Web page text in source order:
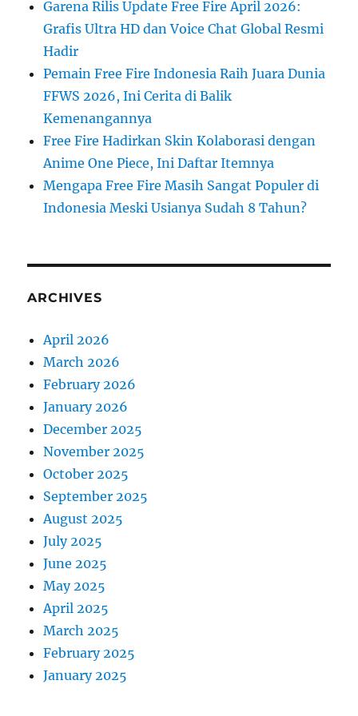
Garena Rilis Update Free Fire April 2026:
Grafis Ultra HD dan Voice Chat Global Resmi
Hadir
Pemain Free Fire Indonesia Raih Juara Dunia
FFWS 2026, Ini Cerita di Balik
Kemenangannya
Free Fire Hadirkan Skin Kolaborasi dengan
Anime One Piece, Ini Daftar Itemnya
Mengapa Free Fire Masih Sangat Populer di
Indonesia Meski Usianya Sudah 8 Tahun?
ARCHIVES
April 2026
March 2026
February 2026
January 2026
December 2025
November 2025
October 2025
September 2025
August 2025
July 2025
June 2025
May 2025
April 2025
March 2025
February 2025
January 2025